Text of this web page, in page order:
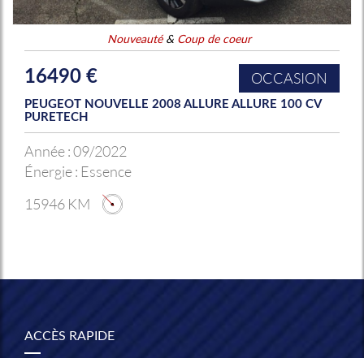
Nouveauté& Coup de coeur
16490 € OCCASION
PEUGEOT NOUVELLE 2008 ALLURE ALLURE 100 CV
PURETECH
Année :09/2022
Énergie : Essence
15946 KM
ACCÈS RAPIDE